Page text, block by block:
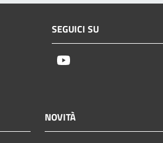
SEGUICI SU
NOVITÀ